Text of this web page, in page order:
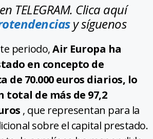
TELEGRAM. Clica aquí
y síguenos
periodo,Air Europa ha
en concepto de
de 70.000 euros diarios, lo
total de más de 97,2
, que representan para la
sobre el capital prestado.